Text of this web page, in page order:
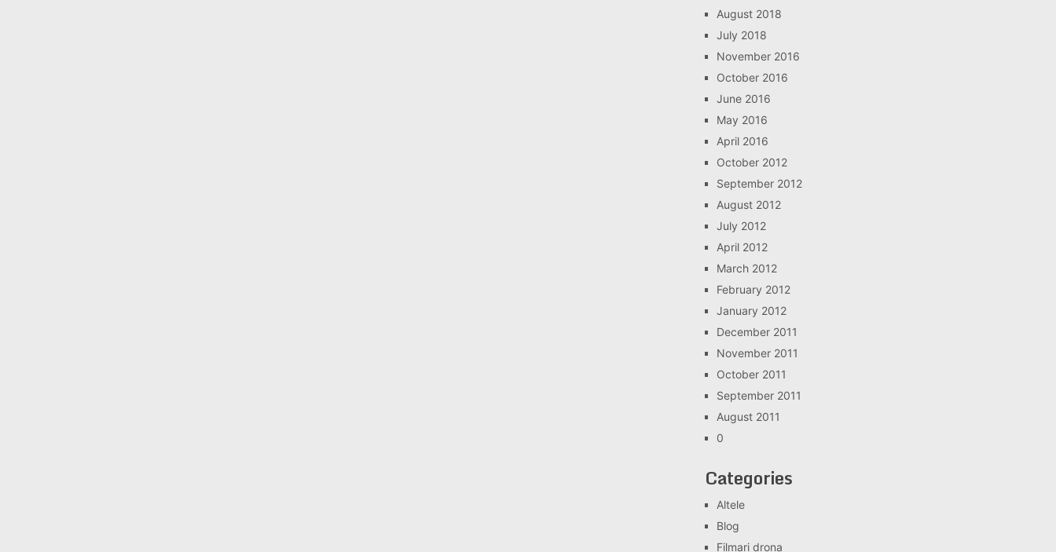
August 2018
July 2018
November 2016
October 2016
June 2016
May 2016
April 2016
October 2012
September 2012
August 2012
July 2012
April 2012
March 2012
February 2012
January 2012
December 2011
November 2011
October 2011
September 2011
August 2011
0
Categories
Altele
Blog
Filmari drona